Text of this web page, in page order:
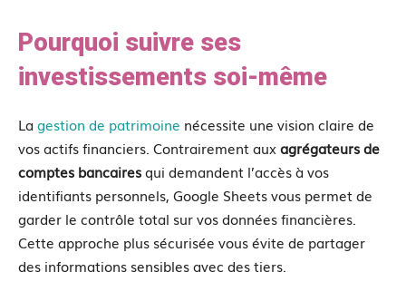
Pourquoi suivre ses
investissements soi-même
La gestion de patrimoine nécessite une vision claire de
vos actifs financiers. Contrairement auxagrégateurs de
comptes bancairesqui demandent l’accès à vos
identifiants personnels, Google Sheets vous permet de
garder le contrôle total sur vos données financières.
Cette approche plus sécurisée vous évite de partager
des informations sensibles avec des tiers.